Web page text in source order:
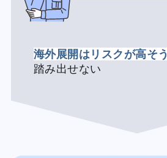
海外展開はリスクが高そう
踏み出せない